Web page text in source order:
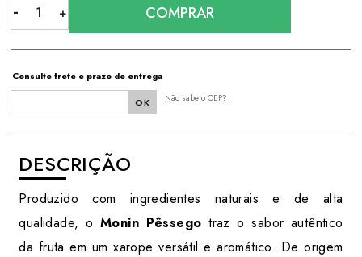
COMPRAR
Consulte frete e prazo de entrega
Não sabe o CEP?
DESCRIÇÃO
Produzido com ingredientes naturais e de alta
qualidade, oMonin Pêssego traz o sabor autêntico
da fruta em um xarope versátil e aromático. De origem